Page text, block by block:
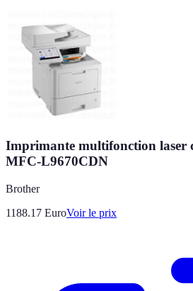
Imprimante multifonction laser
MFC-L9670CDN
Brother
1188.17 EuroVoir le prix